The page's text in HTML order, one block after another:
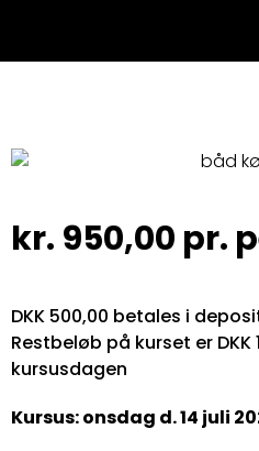
kr. 950,00 pr.
DKK 500,00 betales i
Restbeløb på kurset er
kursusdagen
Kursus: onsdag d. 14 juli